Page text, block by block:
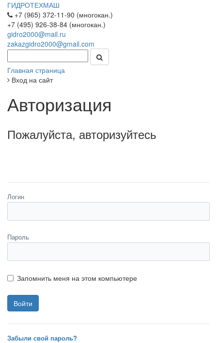
ГИДРОТЕХМАШ
+7 (965) 372-11-90 (многокан.)
+7 (495) 926-38-84 (многокан.)
gidro2000@mail.ru
zakazgidro2000@gmail.com
Главная страница
Вход на сайт
Авторизация
Пожалуйста, авторизуйтесь
Логин
Пароль
Запомнить меня на этом компьютере
Забыли свой пароль?